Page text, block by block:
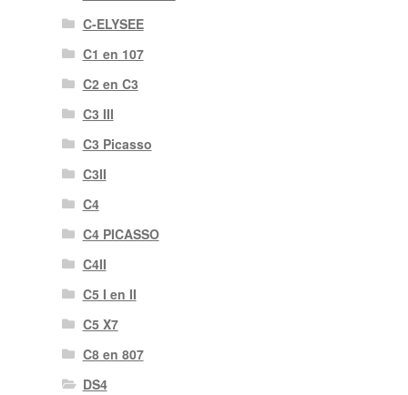
C-ELYSEE
C1 en 107
C2 en C3
C3 III
C3 Picasso
C3II
C4
C4 PICASSO
C4II
C5 I en II
C5 X7
C8 en 807
DS4